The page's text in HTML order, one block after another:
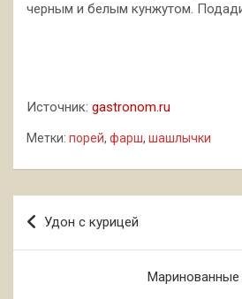
черным и белым кунжутом.
Источник: gastronom.ru
Метки: порей, фарш, шашлычки
Навигация
по
Удон с курицей
Маринованные